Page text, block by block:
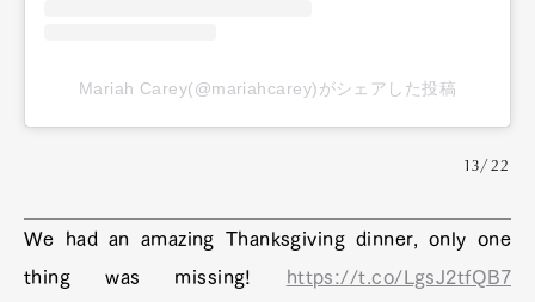
Mariah Carey(@mariahcarey)がシェアした投稿
13/22
We had an amazing Thanksgiving dinner, only one
thing was missing!
https://t.co/LgsJ2tfQB7